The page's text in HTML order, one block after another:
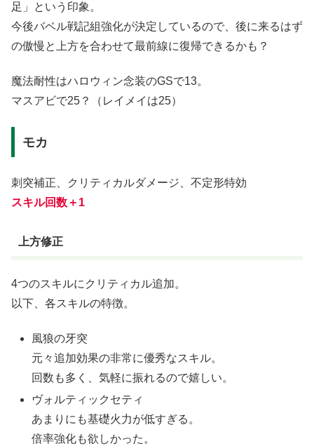
足」という印象。
今後バベル戦記組強化が決定しているので、後に来るはず
の傲慢と上方を合わせて最前線に復帰できるかも？
魔法耐性はハロウィン念装のGSで13。
マスアビで25？（レイメイは25）
モカ
刺突補正、クリティカルダメージ、不定形特効
スキル回数＋1
上方修正
4つのスキルにクリティカル追加。
以下、各スキルの特徴。
風狼の牙突
元々追加効果の非常に優秀なスキル。
回数も多く、気軽に振れるので嬉しい。
ヴォルティックセティ
あまりにも基礎火力が低すぎる。
倍率強化も欲しかった。